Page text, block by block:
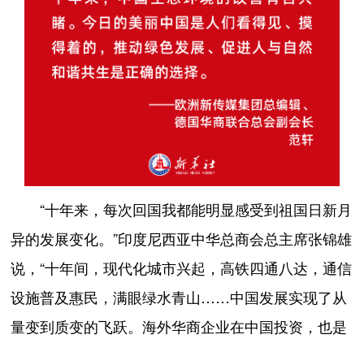
“十年来，每次回国我都能明显感受到祖国日新月
异的发展变化。”印度尼西亚中华总商会总主席张锦雄
说，“十年间，现代化城市兴起，高铁四通八达，通信
设施普及惠民，满眼绿水青山……中国发展实现了从
量变到质变的飞跃。海外华商企业在中国投资，也是